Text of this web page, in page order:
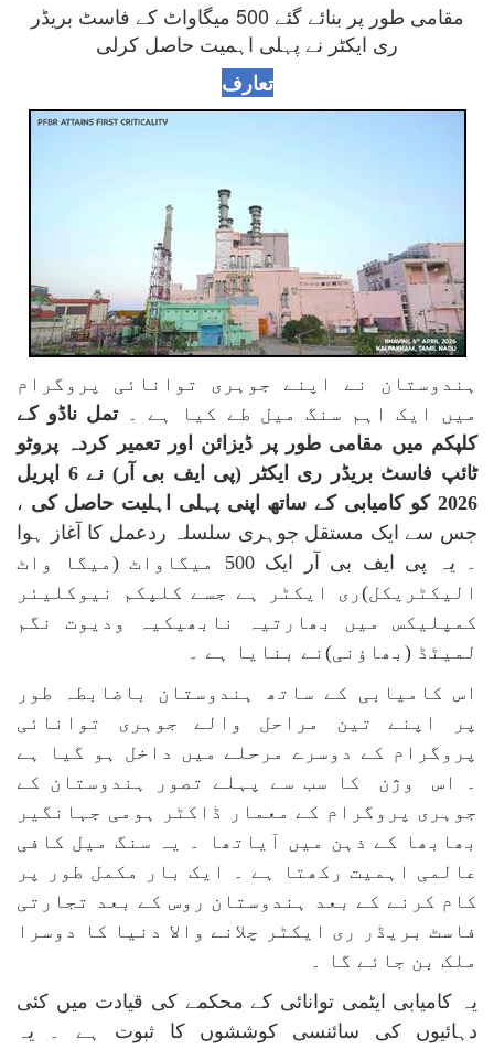
مقامی طور پر بنائے گئے 500 میگاواٹ کے فاسٹ بریڈر
ری ایکٹر نے پہلی اہمیت حاصل کرلی
تعارف
ہندوستان نے اپنے جوہری توانائی پروگرام
میں ایک اہم سنگ میل طے کیا ہے ۔ تمل ناڈو کے
کلپکم میں مقامی طور پر ڈیزائن اور تعمیر کردہ پروٹو
ٹائپ فاسٹ بریڈر ری ایکٹر (پی ایف بی آر) نے 6 اپریل
2026 کو کامیابی کے ساتھ اپنی پہلی اہلیت حاصل کی
،
جس سے ایک مستقل جوہری سلسلہ ردعمل کا آغاز ہوا
۔ یہ پی ایف بی آر ایک 500 میگاواٹ (میگا واٹ
الیکٹریکل)ری ایکٹر ہے جسے کلپکم نیوکلیئر
کمپلیکس میں بھارتیہ نابھیکیہ ودیوت نگم
لمیٹڈ (بھاؤنی)نے بنایا ہے ۔
اس کامیابی کے ساتھ ہندوستان باضابطہ طور
پر اپنے تین مراحل والے جوہری توانائی
پروگرام کے دوسرے مرحلے میں داخل ہو گیا ہے
۔ اس وژن کا سب سے پہلے تصور ہندوستان کے
جوہری پروگرام کے معمار ڈاکٹر ہومی جہانگیر
بھابھا کے ذہن میں آیاتھا ۔ یہ سنگ میل کافی
عالمی اہمیت رکھتا ہے ۔ ایک بار مکمل طور پر
کام کرنے کے بعد ہندوستان روس کے بعد تجارتی
فاسٹ بریڈر ری ایکٹر چلانے والا دنیا کا دوسرا
ملک بن جائے گا ۔
یہ کامیابی ایٹمی توانائی کے محکمے کی قیادت میں کئی
دہائیوں کی سائنسی کوششوں کا ثبوت ہے ۔ یہ